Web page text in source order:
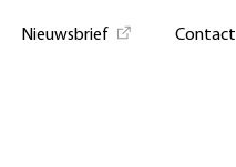
Nieuwsbrief Contact